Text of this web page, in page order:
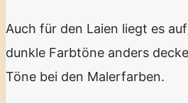
Auch für den Laien liegt es
dunkle Farbtöne anders
Töne bei den Malerfarben.